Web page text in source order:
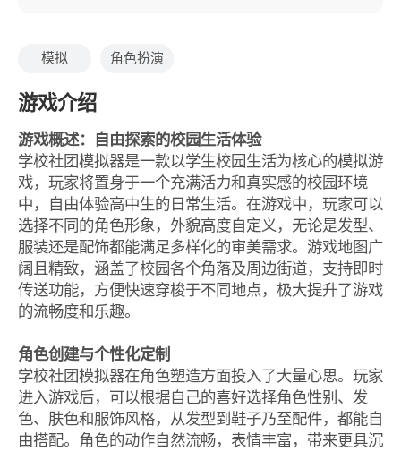
模拟 角色扮演
游戏介绍
游戏概述：自由探索的校园生活体验
学校社团模拟器是一款以学生校园生活为核心的模拟游
戏，玩家将置身于一个充满活力和真实感的校园环境
中，自由体验高中生的日常生活。在游戏中，玩家可以
选择不同的角色形象，外貌高度自定义，无论是发型、
服装还是配饰都能满足多样化的审美需求。游戏地图广
阔且精致，涵盖了校园各个角落及周边街道，支持即时
传送功能，方便快速穿梭于不同地点，极大提升了游戏
的流畅度和乐趣。
角色创建与个性化定制
学校社团模拟器在角色塑造方面投入了大量心思。玩家
进入游戏后，可以根据自己的喜好选择角色性别、发
色、肤色和服饰风格，从发型到鞋子乃至配件，都能自
由搭配。角色的动作自然流畅，表情丰富，带来更具沉